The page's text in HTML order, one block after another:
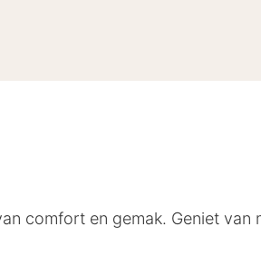
comfort en gemak. Geniet van